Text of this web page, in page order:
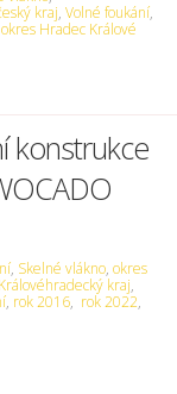
kraj,Volné foukání,
okres Hradec Králové
konstrukce
, Skelné vlákno,okres
Královéhradecký kraj,
, rok 2016, rok 2022,